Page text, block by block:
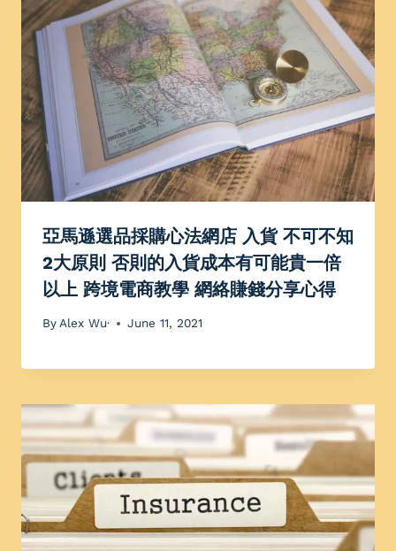
亞馬遜選品採購心法網店 入貨 不可不知
2大原則 否則的入貨成本有可能貴一倍
以上 跨境電商教學 網絡賺錢分享心得
ByAlex Wu· June 11, 2021